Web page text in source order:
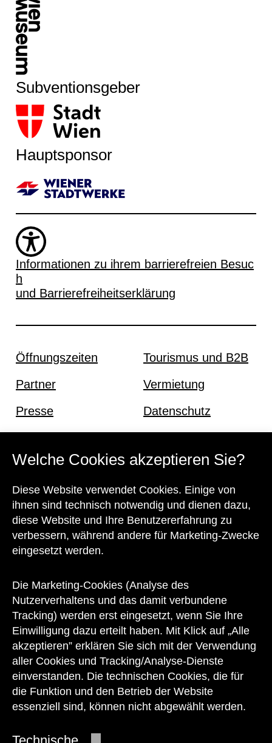
Welche Cookies akzeptieren Sie?
Diese Website verwendet Cookies. Einige von
ihnen sind technisch notwendig und dienen dazu,
diese Website und Ihre Benutzererfahrung zu
verbessern, während andere für Marketing-Zwecke
eingesetzt werden.
Die Marketing-Cookies (Analyse des
Nutzerverhaltens und das damit verbundene
Tracking) werden erst eingesetzt, wenn Sie Ihre
Einwilligung dazu erteilt haben. Mit Klick auf „Alle
akzeptieren” erklären Sie sich mit der Verwendung
aller Cookies und Tracking/Analyse-Dienste
einverstanden. Die technischen Cookies, die für
die Funktion und den Betrieb der Website
essenziell sind, können nicht abgewählt werden.
Subventionsgeber
Hauptsponsor
Informationen zu ihrem barrierefreien Besuc
h
und Barrierefreiheitserklärung
Öffnungszeiten
Partner
Presse
Tourismus und B2B
Vermietung
Datenschutz
Kontakt
zu den Öffnungszeiten des Museums
auch telefonisch zur Verfügung:
+43 1 505 87 47 85173
service@wienmuseum.at